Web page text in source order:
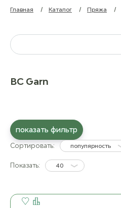
Главная / Каталог / Пряжа /
BC Garn
показать фильтр
Сортировать: популярность
Показать: 40